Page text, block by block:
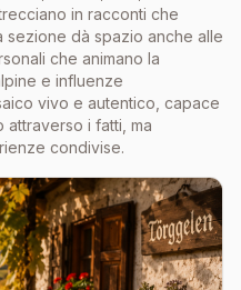
in racconti che
sezione dà spazio anche alle
che animano la
e influenze
vivo e autentico, capace
i fatti, ma
condivise.